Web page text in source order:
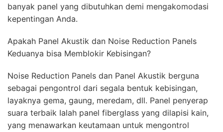
banyak panel yang dibutuhkan demi mengakomodasi
kepentingan Anda.
Apakah Panel Akustik dan Noise Reduction Panels
Keduanya bisa Memblokir Kebisingan?
Noise Reduction Panels dan Panel Akustik berguna
sebagai pengontrol dari segala bentuk kebisingan,
layaknya gema, gaung, meredam, dll. Panel penyerap
suara terbaik Ialah panel fiberglass yang dilapisi kain,
yang menawarkan keutamaan untuk mengontrol